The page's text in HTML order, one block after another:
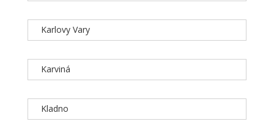
Karlovy Vary
Karviná
Kladno